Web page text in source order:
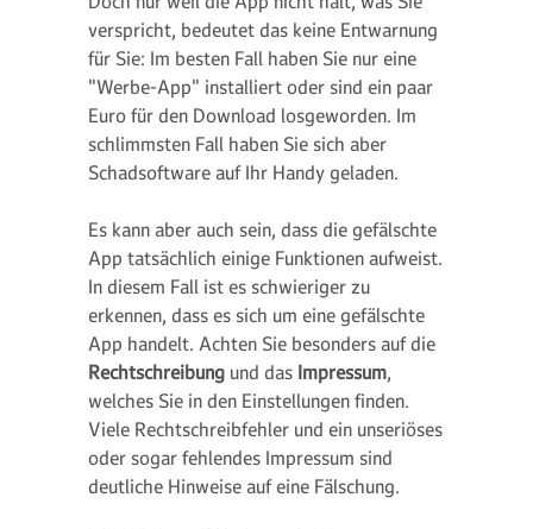
verspricht, bedeutet das keine Entwarnung
für Sie: Im besten Fall haben Sie nur eine
"Werbe-App" installiert oder sind ein paar
Euro für den Download losgeworden. Im
schlimmsten Fall haben Sie sich aber
Schadsoftware auf Ihr Handy geladen.
Es kann aber auch sein, dass die gefälschte
App tatsächlich einige Funktionen aufweist.
In diesem Fall ist es schwieriger zu
erkennen, dass es sich um eine gefälschte
App handelt. Achten Sie besonders auf die
Rechtschreibung und das Impressum,
welches Sie in den Einstellungen finden.
Viele Rechtschreibfehler und ein unseriöses
oder sogar fehlendes Impressum sind
deutliche Hinweise auf eine Fälschung.